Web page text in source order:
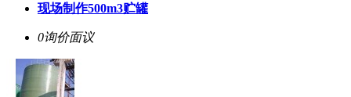
现场制作500m3贮罐
0询价面议